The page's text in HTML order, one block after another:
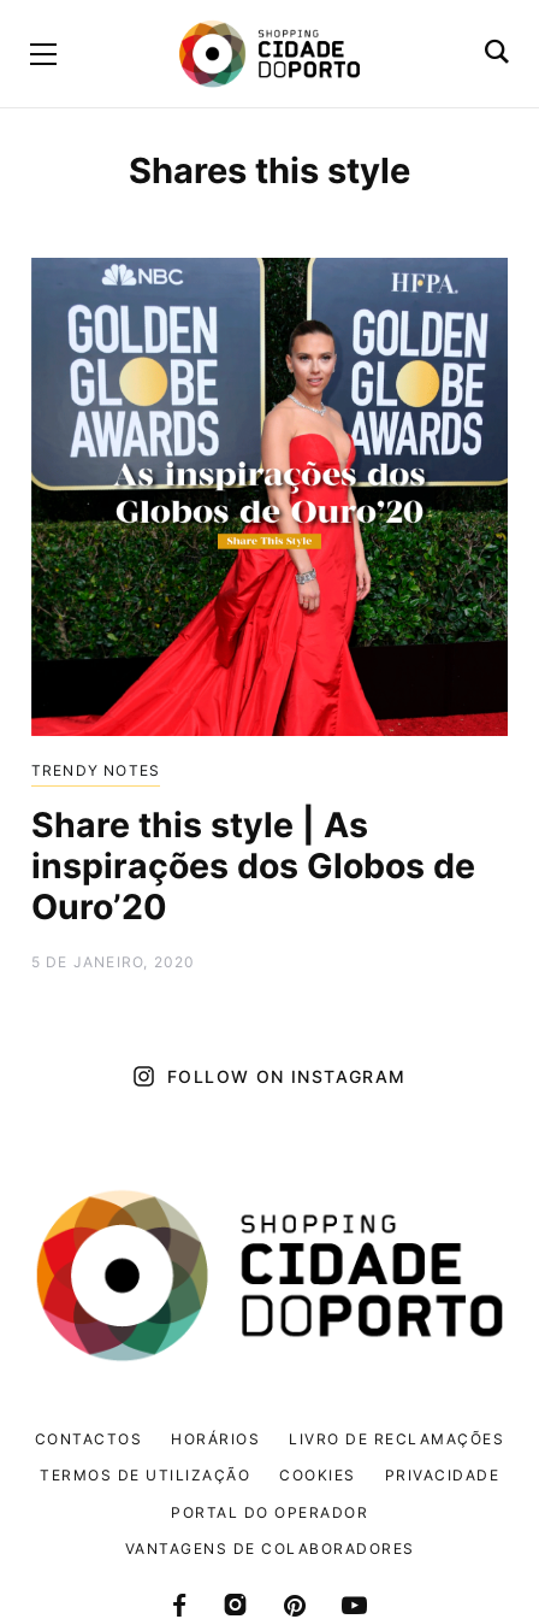
Shares this style
TRENDY NOTES
Share this style | As
inspirações dos Globos de
Ouro’20
5 DE JANEIRO, 2020
FOLLOW ON INSTAGRAM
CONTACTOS HORÁRIOS LIVRO DE RECLAMAÇÕES
TERMOS DE UTILIZAÇÃO COOKIES PRIVACIDADE
PORTAL DO OPERADOR
VANTAGENS DE COLABORADORES